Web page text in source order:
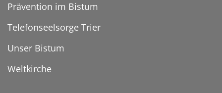
Prävention im Bistum
Telefonseelsorge Trier
Unser Bistum
Weltkirche